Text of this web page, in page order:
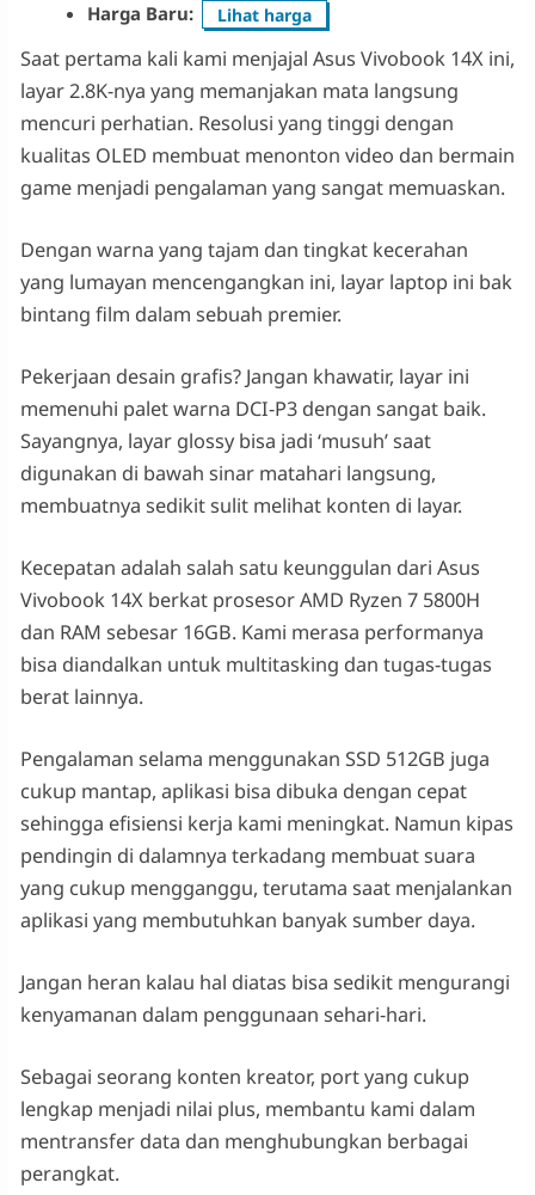
Harga Baru:
Lihat harga
Saat pertama kali kami menjajal Asus Vivobook 14X ini,
layar 2.8K-nya yang memanjakan mata langsung
mencuri perhatian. Resolusi yang tinggi dengan
kualitas OLED membuat menonton video dan bermain
game menjadi pengalaman yang sangat memuaskan.
Dengan warna yang tajam dan tingkat kecerahan
yang lumayan mencengangkan ini, layar laptop ini bak
bintang film dalam sebuah premier.
Pekerjaan desain grafis? Jangan khawatir, layar ini
memenuhi palet warna DCI-P3 dengan sangat baik.
Sayangnya, layar glossy bisa jadi ‘musuh’ saat
digunakan di bawah sinar matahari langsung,
membuatnya sedikit sulit melihat konten di layar.
Kecepatan adalah salah satu keunggulan dari Asus
Vivobook 14X berkat prosesor AMD Ryzen 7 5800H
dan RAM sebesar 16GB. Kami merasa performanya
bisa diandalkan untuk multitasking dan tugas-tugas
berat lainnya.
Pengalaman selama menggunakan SSD 512GB juga
cukup mantap, aplikasi bisa dibuka dengan cepat
sehingga efisiensi kerja kami meningkat. Namun kipas
pendingin di dalamnya terkadang membuat suara
yang cukup mengganggu, terutama saat menjalankan
aplikasi yang membutuhkan banyak sumber daya.
Jangan heran kalau hal diatas bisa sedikit mengurangi
kenyamanan dalam penggunaan sehari-hari.
Sebagai seorang konten kreator, port yang cukup
lengkap menjadi nilai plus, membantu kami dalam
mentransfer data dan menghubungkan berbagai
perangkat.